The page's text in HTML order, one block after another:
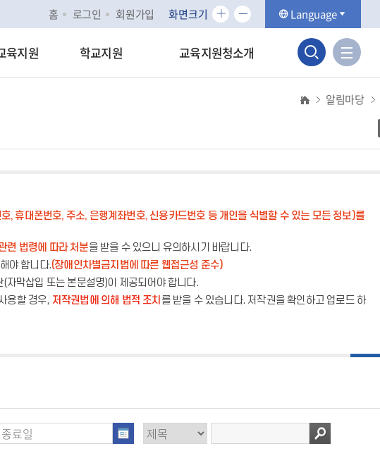
홈 로그인 회원가입 화면크기
화
면
크
기
확
화
면
크
기
축
Language
육지원 학교지원 교육지원청소개
검
색
영
사
이
맵
가
알림마당
, 휴대폰번호, 주소, 은행계좌번호, 신용카드번호 등 개인을 식별할 수 있는 모든 정보)를
련 법령에 따라 처분을 받을 수 있으니 유의하시기 바랍니다.
야 합니다.(장애인차별금지법에 따른 웹접근성 준수)
자막삽입 또는 본문설명)이 제공되어야 합니다.
용할 경우, 저작권법에 의해 법적 조치 를 받을 수 있습니다. 저작권을 확인하고 업로드 하